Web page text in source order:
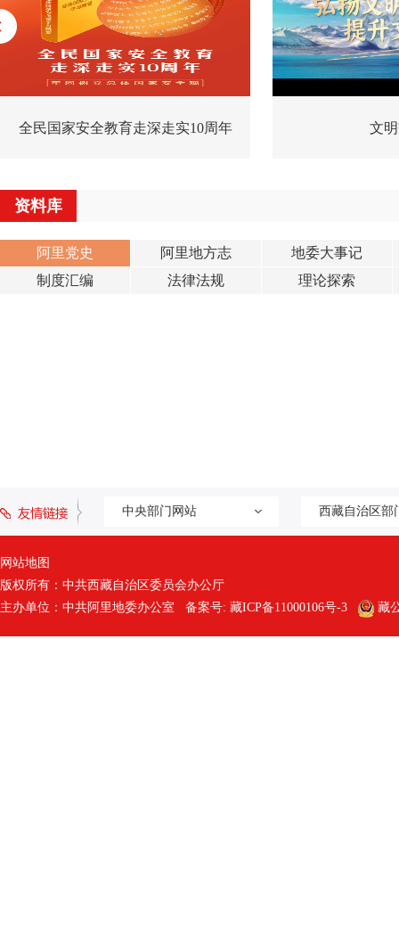
全民国家安全教育走深走实10周年 文
资料库
阿里党史 阿里地方志
地委大事记
制度汇编
法律法规 理论探索
中央部门网站 西藏自治区部
网站地图
版权所有：中共西藏自治区委员会办公厅
主办单位：中共阿里地委办公室 备案号: 藏ICP备11000106号-3 藏